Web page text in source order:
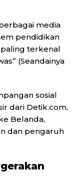
media
pendidikan
paling terkenal
(Seandainya
sosial
dari Detik.com,
Belanda,
dan pengaruh